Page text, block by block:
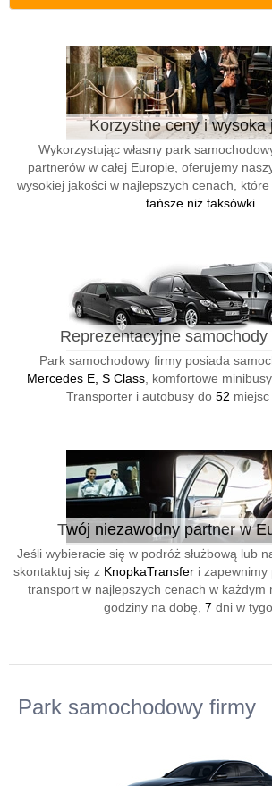
Korzystne ceny i wysoka
Wykorzystując własny park
partnerów w całej Europie, oferujemy
wysokiej jakości w najlepszych cenach,
tańsze niż taksówki
Reprezentacyjne
Park samochodowy firmy posiada
Mercedes E, S Class , komfortowe
Transporter i autobusy do 52
Twój niezawodny partner w
Jeśli wybieracie się w podróż służbową lub
skontaktuj się z KnopkaTransfer i
transport w najlepszych cenach w każdym
godziny na dobę, 7 dni w
Park samochodowy firmy